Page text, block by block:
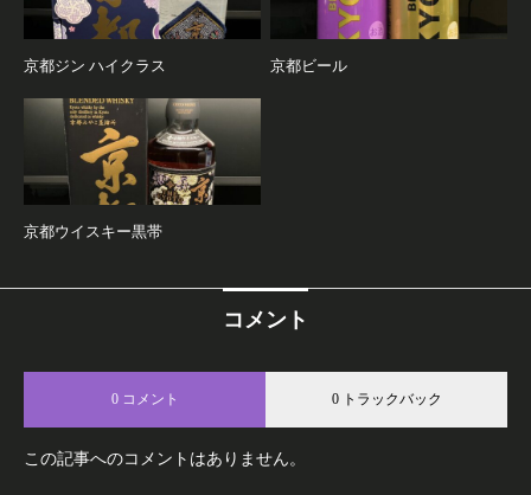
京都ジン ハイクラス 京都ビール
京都ウイスキー黒帯
コメント
0 コメント 0 トラックバック
この記事へのコメントはありません。